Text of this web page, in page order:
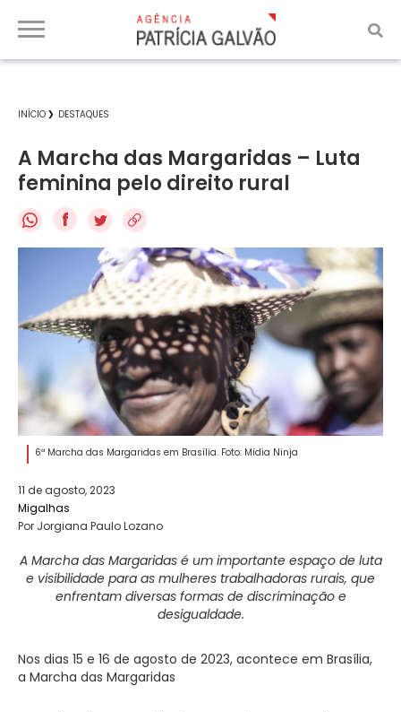
INÍCIO DESTAQUES
A Marcha das Margaridas – Luta
feminina pelo direito rural
f
6ª Marcha das Margaridas em Brasília. Foto: Mídia Ninja
11 de agosto, 2023
Migalhas
Por Jorgiana Paulo Lozano
A Marcha das Margaridas é um importante espaço de luta
e visibilidade para as mulheres trabalhadoras rurais, que
enfrentam diversas formas de discriminação e
desigualdade.
Nos dias 15 e 16 de agosto de 2023, acontece em Brasília,
a Marcha das Margaridas